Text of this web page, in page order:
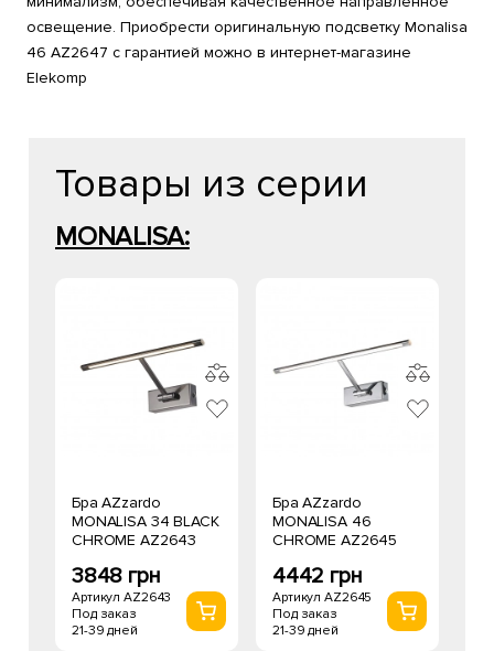
освещение. Приобрести оригинальную подсветку Monalisa
46 AZ2647 с гарантией можно в интернет-магазине
Elekomp
Товары из серии
MONALISA:
Бра AZzardo
MONALISA 34 BLACK
CHROME AZ2643
3848 грн
Артикул AZ2643
Под заказ
21-39 дней
Бра AZzardo
MONALISA 46
CHROME AZ2645
4442 грн
Артикул AZ2645
Под заказ
21-39 дней